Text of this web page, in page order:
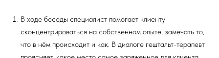
В ходе беседы специалист помогает клиенту
сконцентрироваться на собственном опыте, замечать то,
что в нём происходит и как. В диалоге гештальт-терапевт